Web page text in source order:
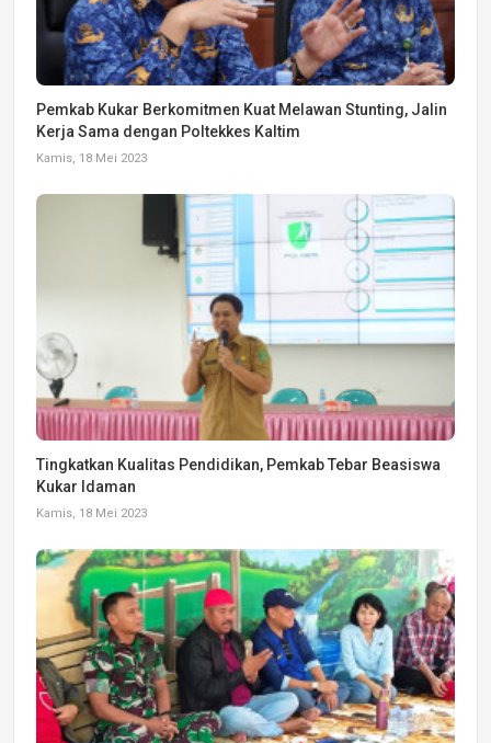
Pemkab Kukar Berkomitmen Kuat Melawan Stunting, Jalin
Kerja Sama dengan Poltekkes Kaltim
Kamis, 18 Mei 2023
Tingkatkan Kualitas Pendidikan, Pemkab Tebar Beasiswa
Kukar Idaman
Kamis, 18 Mei 2023